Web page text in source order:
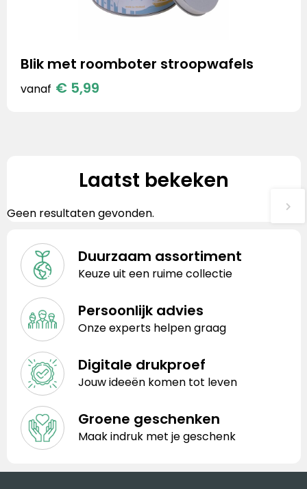
Blik met roomboter stroopwafels
vanaf € 5,99
Laatst bekeken
Geen resultaten gevonden.
Duurzaam assortiment
Keuze uit een ruime collectie
Persoonlijk advies
Onze experts helpen graag
Digitale drukproef
Jouw ideeën komen tot leven
Groene geschenken
Maak indruk met je geschenk